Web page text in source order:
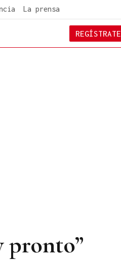
La prensa
REGÍSTRATE
pronto”